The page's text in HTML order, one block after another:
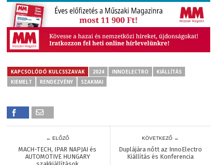
KAPCSOLÓDÓ KULCSSZAVAK 2024 INNOELECTRO
KIÁLLÍTÁS
KIEMELT
RENDEZVÉNY SZAKMAI
← ELŐZŐ
MACH-TECH, IPAR NAPJAI és
AUTOMOTIVE HUNGARY
KÖVETKEZŐ →
Duplájára nőtt az InnoElectro
Kiállítás és Konferencia